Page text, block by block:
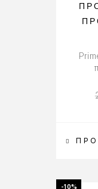
-10%